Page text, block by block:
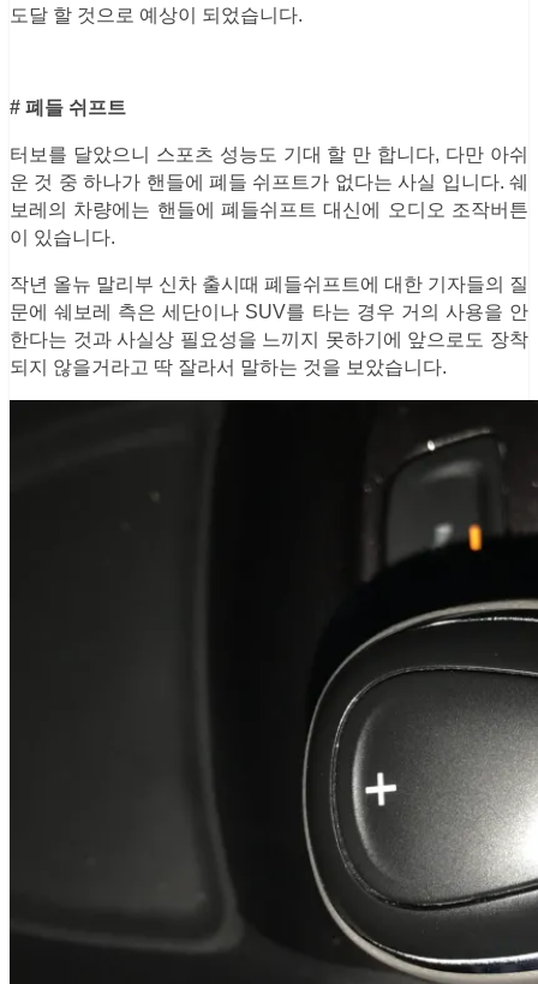
도달 할 것으로 예상이 되었습니다.
# 폐들 쉬프트
터보를 달았으니 스포츠 성능도 기대 할 만 합니다, 다만 아쉬
운 것 중 하나가 핸들에 폐들 쉬프트가 없다는 사실 입니다. 쉐
보레의 차량에는 핸들에 폐들쉬프트 대신에 오디오 조작버튼
이 있습니다.
작년 올뉴 말리부 신차 출시때 폐들쉬프트에 대한 기자들의 질
문에 쉐보레 측은 세단이나 SUV를 타는 경우 거의 사용을 안
한다는 것과 사실상 필요성을 느끼지 못하기에 앞으로도 장착
되지 않을거라고 딱 잘라서 말하는 것을 보았습니다.